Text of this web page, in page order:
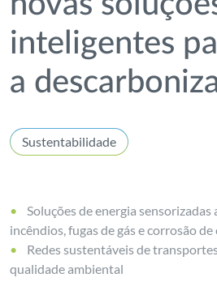
inteligentes
a
Sustentabilidade
Soluções de energia
incêndios, fugas de gás e corrosão de
Redes sustentáveis de
qualidade ambiental